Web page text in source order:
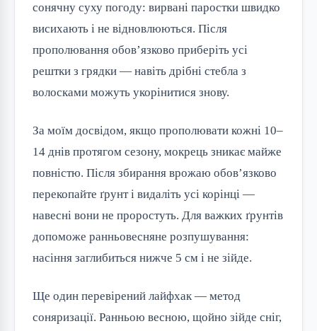
сонячну суху погоду: вирвані паростки швидко
висихають і не відновлюються. Після
прополювання обов’язково приберіть усі
рештки з грядки — навіть дрібні стебла з
волосками можуть укорінитися знову.
За моїм досвідом, якщо прополювати кожні 10–
14 днів протягом сезону, мокрець зникає майже
повністю. Після збирання врожаю обов’язково
перекопайте ґрунт і видаліть усі корінці —
навесні вони не проростуть. Для важких ґрунтів
допоможе ранньовесняне розпушування:
насіння заглибиться нижче 5 см і не зійде.
Ще один перевірений лайфхак — метод
соняризації. Ранньою весною, щойно зійде сніг,